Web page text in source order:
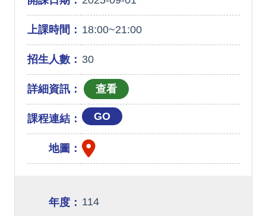
上課時間： 18:00~21:00
招生人數： 30
詳細資訊：
課程連結： GO
地圖：
年度： 114